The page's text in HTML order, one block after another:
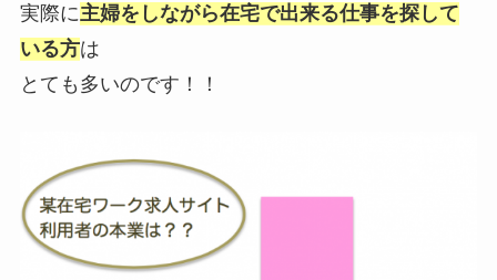
実際に主婦をしながら在宅で出来る仕事を探して
いる方は
とても多いのです！！